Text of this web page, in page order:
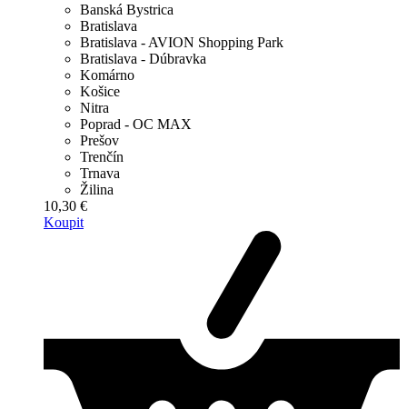
Banská Bystrica
Bratislava
Bratislava - AVION Shopping Park
Bratislava - Dúbravka
Komárno
Košice
Nitra
Poprad - OC MAX
Prešov
Trenčín
Trnava
Žilina
10,30 €
Koupit